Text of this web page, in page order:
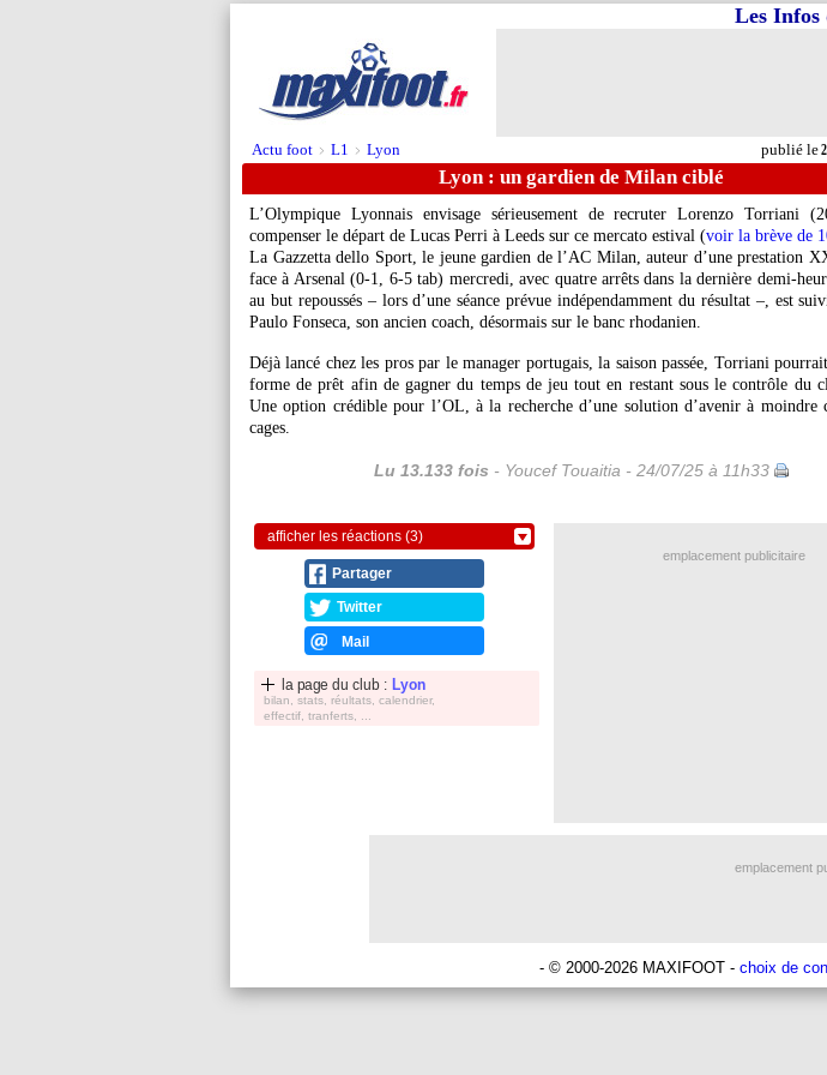
Actu foot > L1 > Lyon publié le
Les Infos
Lyon : un gardien de Milan ciblé
L’Olympique Lyonnais envisage sérieusement de recruter Lorenzo Torriani
compenser le départ de Lucas Perri à Leeds sur ce mercato estival (voir la brève de
La Gazzetta dello Sport, le jeune gardien de l’AC Milan, auteur d’une prestation
face à Arsenal (0-1, 6-5 tab) mercredi, avec quatre arrêts dans la dernière demi-
au but repoussés – lors d’une séance prévue indépendamment du résultat –, est
Paulo Fonseca, son ancien coach, désormais sur le banc rhodanien.
Déjà lancé chez les pros par le manager portugais, la saison passée, Torriani
forme de prêt afin de gagner du temps de jeu tout en restant sous le contrôle du
Une option crédible pour l’OL, à la recherche d’une solution d’avenir à moindre
cages.
Lu 13.133 fois - Youcef Touaitia - 24/07/25 à 11h33
afficher les réactions (3)
Partager
Twitter
Mail
la page du club : Lyon
bilan, stats, réultats, calendrier,
effectif, tranferts, ...
emplacement publicitaire
emplacement
- © 2000-2026 MAXIFOOT - choix de